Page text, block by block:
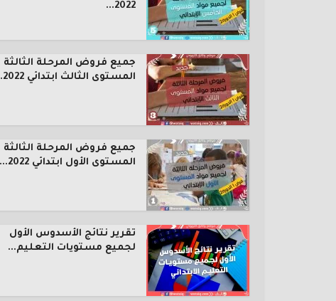
2022...
جميع فروض المرحلة الثالثة
المستوى الثالث ابتدائي 2022...
جميع فروض المرحلة الثالثة
المستوى الأول ابتدائي 2022...
تقرير نتائج الأسدوس الأول
لجميع مستويات التعليم...